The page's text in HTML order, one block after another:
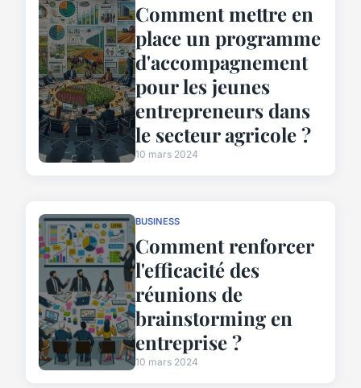
Comment mettre en
place un programme
d'accompagnement
pour les jeunes
entrepreneurs dans
le secteur agricole ?
10 mars 2024
BUSINESS
Comment renforcer
l'efficacité des
réunions de
brainstorming en
entreprise ?
10 mars 2024